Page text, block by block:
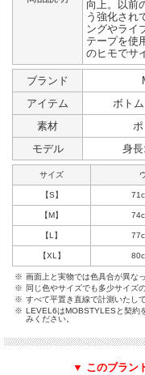
向上。以前
う強化され
ングやライ
テープを使
のヒモでサ
ブランド
アイテム
ボト
素材
モデル
身
サイズ
【S】
【M】
【L】
【XL】
※ 画面上と実物では色具合が異な
※
同じ色やサイズでも多少サイズ
※ すべて平置き直線で計測いたし
※ LEVEL6はMOBSTYLESと契約
みください。
▼ このブラン